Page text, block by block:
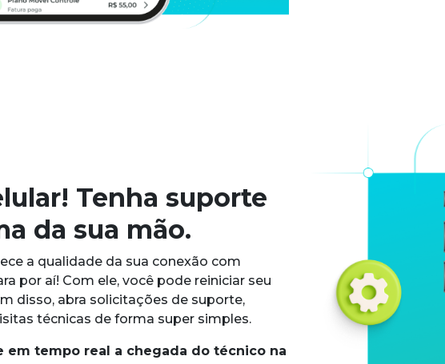
Tenha suporte
da sua mão.
a qualidade da sua conexão com
por aí! Com ele, você pode reiniciar seu
disso, abra solicitações de suporte,
técnicas de forma super simples.
em tempo real a chegada do técnico na